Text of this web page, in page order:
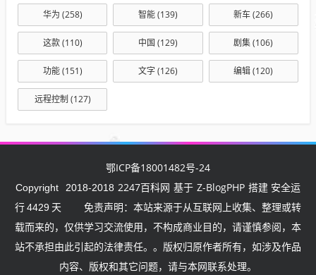
华为 (258) 智能(139) 新车(266)
这款(110) 中国 (129) 剧集(106)
功能(151) 文字(126) 编辑(120)
远程控制 (127)
鄂ICP备18001482号-24
Copyright 2018-2018 2247百科网 基于 Z-BlogPHP 搭建 安全运
行4429 天
免责声明：本站来源于从互联网上收集、整理或转
载而来的，仅供学习交流使用，不构成商业目的，请谨慎参阅，本
站不承担由此引起的法律责任。。版权归原作者所有，如涉及作品
内容、版权和其它问题，请与本网联系处理。